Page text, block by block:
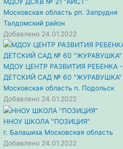
МДОУ ДСКВ № 21 "АИСТ"
Московская область рп. Запрудня
Талдомский район
Добавлено 24.01.2022
МДОУ ЦЕНТР РАЗВИТИЯ РЕБЕНКА -
ДЕТСКИЙ САД № 60 "ЖУРАВУШКА"
Московская область п. Подольск
Добавлено 24.01.2022
ННОУ ШКОЛА "ПОЗИЦИЯ"
г. Балашиха Московская область
Добавлено 24.01.2022